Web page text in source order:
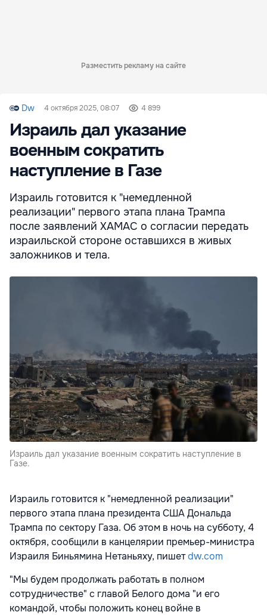
Разместить рекламу на сайте
Dw 4 октября 2025, 08:07 4 899
Израиль дал указание
военным сократить
наступление в Газе
Израиль готовится к "немедленной
реализации" первого этапа плана Трампа
после заявлений ХАМАС о согласии передать
израильской стороне оставшихся в живых
заложников и тела.
Израиль дал указание военным сократить наступление в
Газе.
Израиль готовится к "немедленной реализации"
первого этапа плана президента США Дональда
Трампа по сектору Газа. Об этом в ночь на субботу, 4
октября, сообщили в канцелярии премьер-министра
Израиля Биньямина Нетаньяху, пишетdw.com
"Мы будем продолжать работать в полном
сотрудничестве" с главой Белого дома "и его
командой, чтобы положить конец войне в